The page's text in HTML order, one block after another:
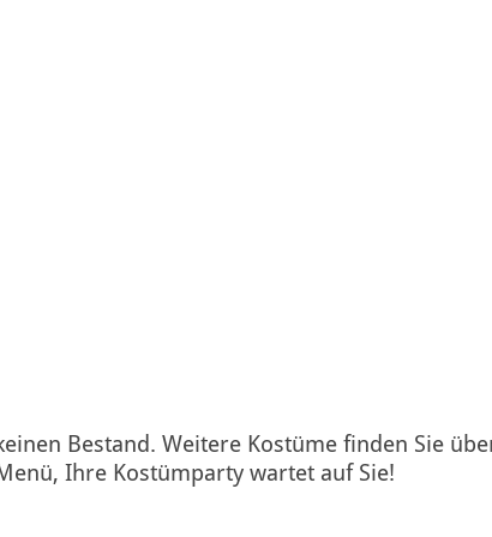
Bestand. Weitere Kostüme finden Sie
Ihre Kostümparty wartet auf Sie!